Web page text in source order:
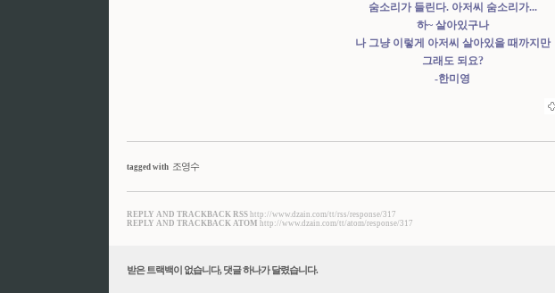
숨소리가 들린다. 아저씨 숨소리가...
하~ 살아있구나
나 그냥 이렇게 아저씨 살아있을 때까지만
그래도 되요?
-한미영
tagged with 조영수
REPLY AND TRACKBACK RSS http://www.dzain.com/tt/rss/response/317
REPLY AND TRACKBACK ATOM
http://www.dzain.com/tt/atom/response/317
받은 트랙백이 없습니다, 댓글하나가 달렸습니다.